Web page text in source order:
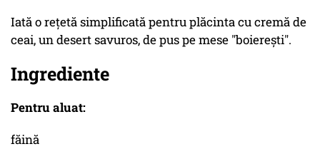
Iată o rețetă simplificată pentru plăcinta cu cremă de
ceai, un desert savuros, de pus pe mese "boierești".
Ingrediente
Pentru aluat:
făină